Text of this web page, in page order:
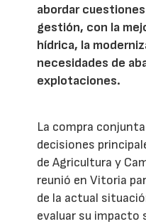
abordar
gestión, con la
hídrica, la
necesidades de
explotaciones.
La compra
decisiones
de Agricultura y
reunió en Vitoria
de la actual
evaluar su impacto